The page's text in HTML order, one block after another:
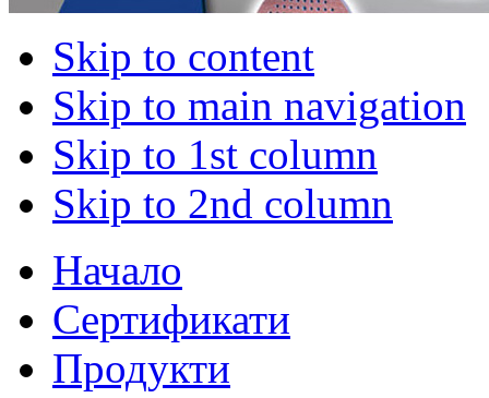
Skip to content
Skip to main navigation
Skip to 1st column
Skip to 2nd column
Начало
Сертификати
Продукти